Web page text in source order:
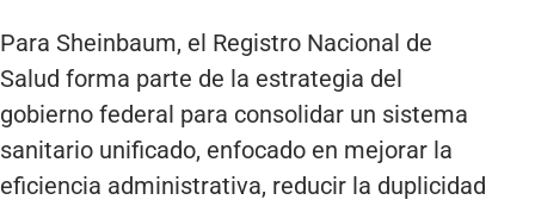
Para Sheinbaum, el Registro Nacional de
Salud forma parte de la estrategia del
gobierno federal para consolidar un sistema
sanitario unificado, enfocado en mejorar la
eficiencia administrativa, reducir la duplicidad